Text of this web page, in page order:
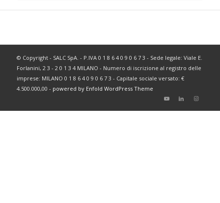
© Copyright - SALC SpA. - P.IVA 0 1 8 6 4 0 9 0 6 7 3 - Sede legale: Viale E.
Forlanini, 2 3 - 2 0 1 3 4 MILANO - Numero di iscrizione al registro delle
imprese: MILANO 0 1 8 6 4 0 9 0 6 7 3 - Capitale sociale versato: €
4.500.000,00 - powered by Enfold WordPress Theme